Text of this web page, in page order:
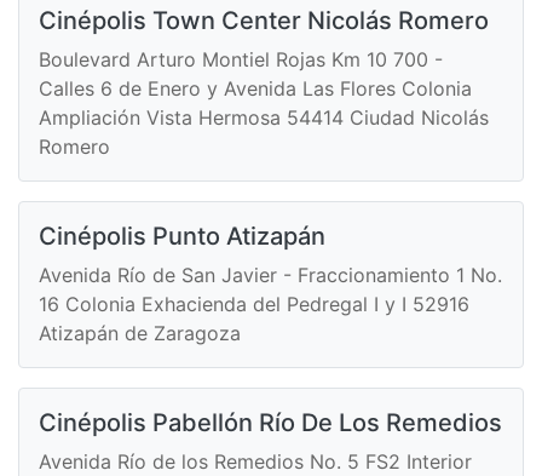
Cinépolis Town Center Nicolás Romero
Boulevard Arturo Montiel Rojas Km 10 700 -
Calles 6 de Enero y Avenida Las Flores Colonia
Ampliación Vista Hermosa 54414 Ciudad Nicolás
Romero
Cinépolis Punto Atizapán
Avenida Río de San Javier - Fraccionamiento 1 No.
16 Colonia Exhacienda del Pedregal I y I 52916
Atizapán de Zaragoza
Cinépolis Pabellón Río De Los Remedios
Avenida Río de los Remedios No. 5 FS2 Interior